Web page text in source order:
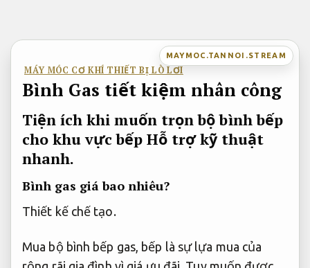
nội
dung
MAYMOC.TANNOI.STREAM
MÁY MÓC CƠ KHÍ THIẾT BỊ LÒ LƠI
Bình Gas tiết kiệm nhân công
Tiện ích khi muốn trọn bộ bình bếp
cho khu vực bếp Hỗ trợ kỹ thuật
nhanh.
Bình gas giá bao nhiêu?
Thiết kế chế tạo.
Mua bộ bình bếp gas, bếp là sự lựa mua của